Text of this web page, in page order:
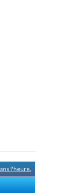
l'heure.